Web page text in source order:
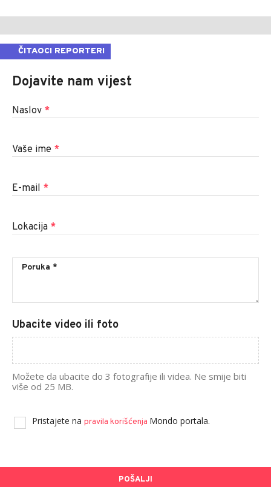
ČITAOCI REPORTERI
Dojavite nam vijest
Naslov *
Vaše ime *
E-mail *
Lokacija *
Ubacite video ili foto
Možete da ubacite do 3 fotografije ili videa. Ne smije biti
više od 25 MB.
Pristajete na pravila korišćenja Mondo portala.
POŠALJI